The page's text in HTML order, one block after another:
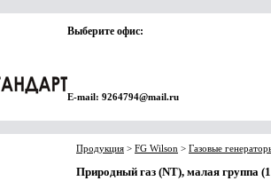
Выберите офис:
E-mail: 9264794@mail.ru
Продукция > FG Wilson > Газовые
Природный газ (NT), малая группа